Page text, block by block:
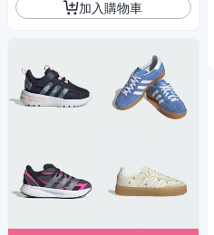
加入購物車